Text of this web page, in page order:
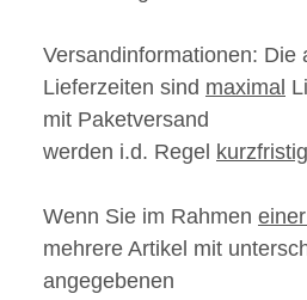
Versandinformationen: Die
Lieferzeiten sind maximal
mit Paketversand
werden i.d. Regel
Wenn Sie im Rahmen
mehrere Artikel mit
angegebenen